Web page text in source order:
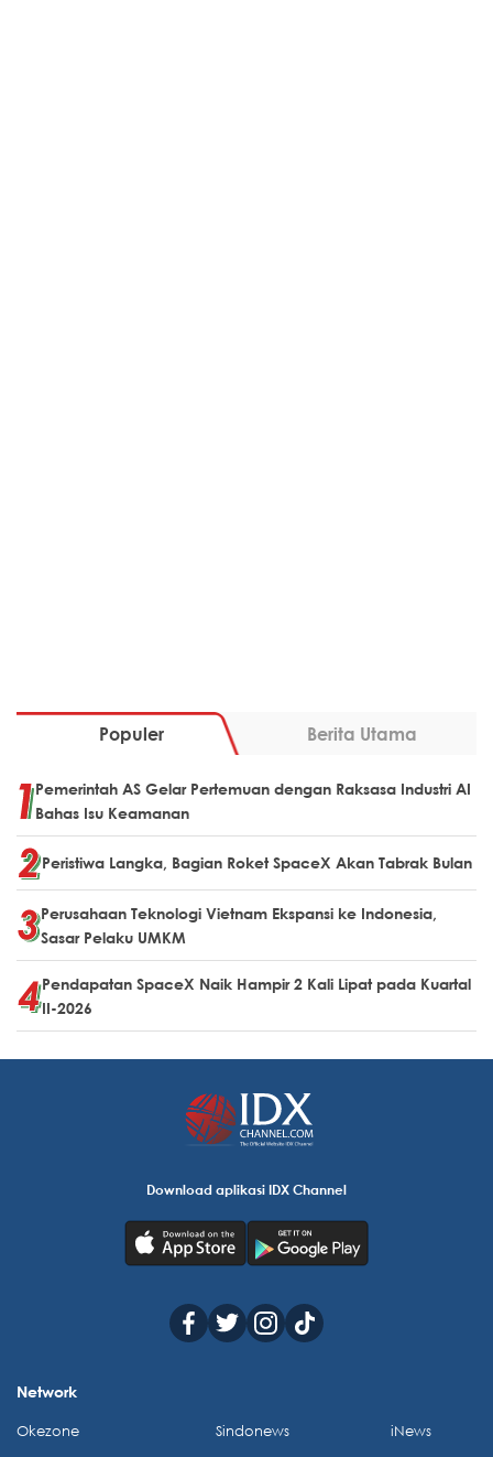
Populer Berita Utama
Pemerintah AS Gelar Pertemuan dengan Raksasa Industri AI
Bahas Isu Keamanan
Peristiwa Langka, Bagian Roket SpaceX Akan Tabrak Bulan
Perusahaan Teknologi Vietnam Ekspansi ke Indonesia,
Sasar Pelaku UMKM
Pendapatan SpaceX Naik Hampir 2 Kali Lipat pada Kuartal
II-2026
Download aplikasi IDX Channel
Network
Okezone
Sindonews
iNews